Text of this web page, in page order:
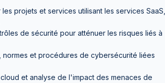
projets et services utilisant les services SaaS,
de sécurité pour atténuer les risques liés à
et procédures de cybersécurité liées
et analyse de l'impact des menaces de